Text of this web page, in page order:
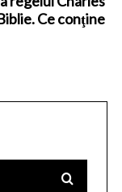
Ce conţine